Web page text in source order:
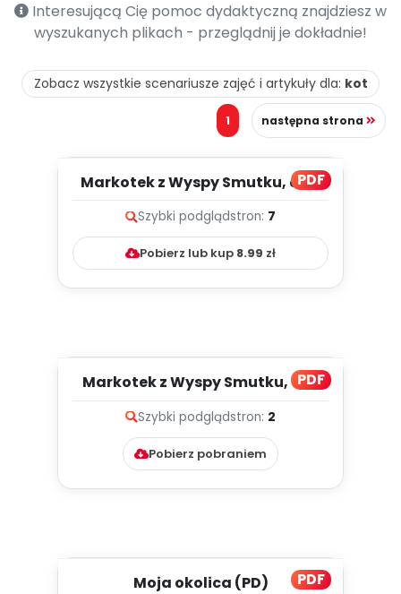
Interesującą Cię pomoc dydaktyczną znajdziesz w
wyszukanych plikach - przeglądnij je dokładnie!
Zobacz wszystkie scenariusze zajęć i artykuły dla: kot
1 następna strona
PDF
Markotek z Wyspy Smutku, cz. 2
Szybki podglądstron: 7
Pobierz lub kup 8.99 zł
PDF
Markotek z Wyspy Smutku, cz. 1
Szybki podglądstron: 2
Pobierz pobraniem
PDF
Moja okolica (PD)